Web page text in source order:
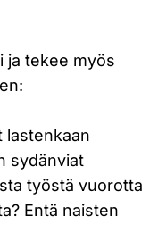
ja tekee myös
lastenkaan
sydänviat
työstä vuorotta
Entä naisten